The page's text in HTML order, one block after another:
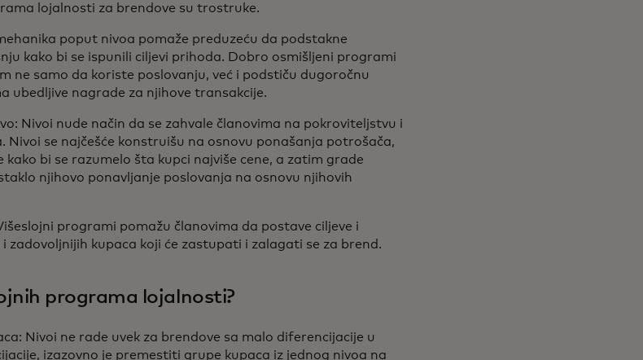
lojalnosti za brendove su trostruke.
poput nivoa pomaže preduzeću da podstakne
kako bi se ispunili ciljevi prihoda. Dobro osmišljeni programi
ne samo da koriste poslovanju, već i podstiču dugoročnu
ubedljive nagrade za njihove transakcije.
Nivoi nude način da se zahvale članovima na pokroviteljstvu i
Nivoi se najčešće konstruišu na osnovu ponašanja potrošača,
bi se razumelo šta kupci najviše cene, a zatim grade
njihovo ponavljanje poslovanja na osnovu njihovih
programi pomažu članovima da postave ciljeve i
zadovoljnijih kupaca koji će zastupati i zalagati se za brend.
programa lojalnosti?
Nivoi ne rade uvek za brendove sa malo diferencijacije u
izazovno je premestiti grupe kupaca iz jednog nivoa na